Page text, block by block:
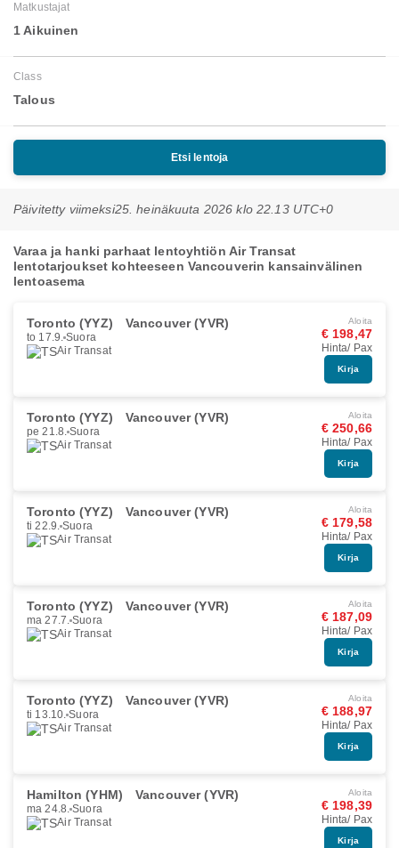
Matkustajat
1 Aikuinen
Class
Talous
Etsi lentoja
Päivitetty viimeksi25. heinäkuuta 2026 klo 22.13 UTC+0
Varaa ja hanki parhaat lentoyhtiön Air Transat
lentotarjoukset kohteeseen Vancouverin kansainvälinen
lentoasema
Toronto (YYZ) Vancouver (YVR)
to 17.9. Suora
Air Transat
Aloita
€ 198,47
Hinta/ Pax
Kirja
Toronto (YYZ) Vancouver (YVR)
pe 21.8. Suora
Air Transat
Aloita
€ 250,66
Hinta/ Pax
Kirja
Toronto (YYZ) Vancouver (YVR)
ti 22.9. Suora
Air Transat
Aloita
€ 179,58
Hinta/ Pax
Kirja
Toronto (YYZ) Vancouver (YVR)
ma 27.7. Suora
Air Transat
Aloita
€ 187,09
Hinta/ Pax
Kirja
Toronto (YYZ) Vancouver (YVR)
ti 13.10. Suora
Air Transat
Aloita
€ 188,97
Hinta/ Pax
Kirja
Hamilton (YHM) Vancouver (YVR)
ma 24.8. Suora
Air Transat
Aloita
€ 198,39
Hinta/ Pax
Kirja